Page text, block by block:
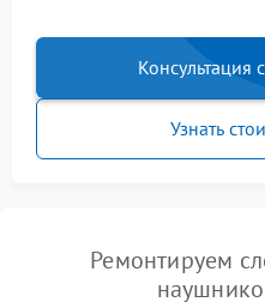
Консультация
Узнать
Ремонтируем